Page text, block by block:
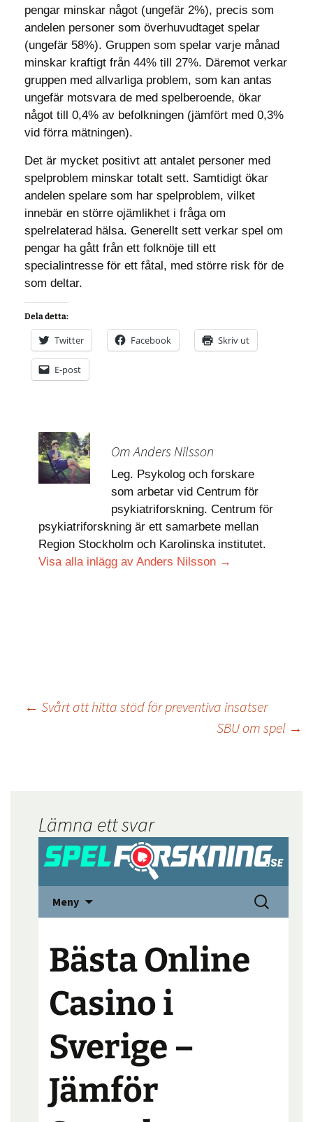
pengar minskar något (ungefär 2%), precis som
andelen personer som överhuvudtaget spelar
(ungefär 58%). Gruppen som spelar varje månad
minskar kraftigt från 44% till 27%. Däremot verkar
gruppen med allvarliga problem, som kan antas
ungefär motsvara de med spelberoende, ökar
något till 0,4% av befolkningen (jämfört med 0,3%
vid förra mätningen).
Det är mycket positivt att antalet personer med
spelproblem minskar totalt sett. Samtidigt ökar
andelen spelare som har spelproblem, vilket
innebär en större ojämlikhet i fråga om
spelrelaterad hälsa. Generellt sett verkar spel om
pengar ha gått från ett folknöje till ett
specialintresse för ett fåtal, med större risk för de
som deltar.
Dela detta:
Twitter Facebook Skriv ut
E-post
Om Anders Nilsson
Leg. Psykolog och forskare
som arbetar vid Centrum för
psykiatriforskning. Centrum för
psykiatriforskning är ett samarbete mellan
Region Stockholm och Karolinska institutet.
Visa alla inlägg av Anders Nilsson →
← Svårt att hitta stöd för preventiva insatser
SBU om spel →
Lämna ett svar